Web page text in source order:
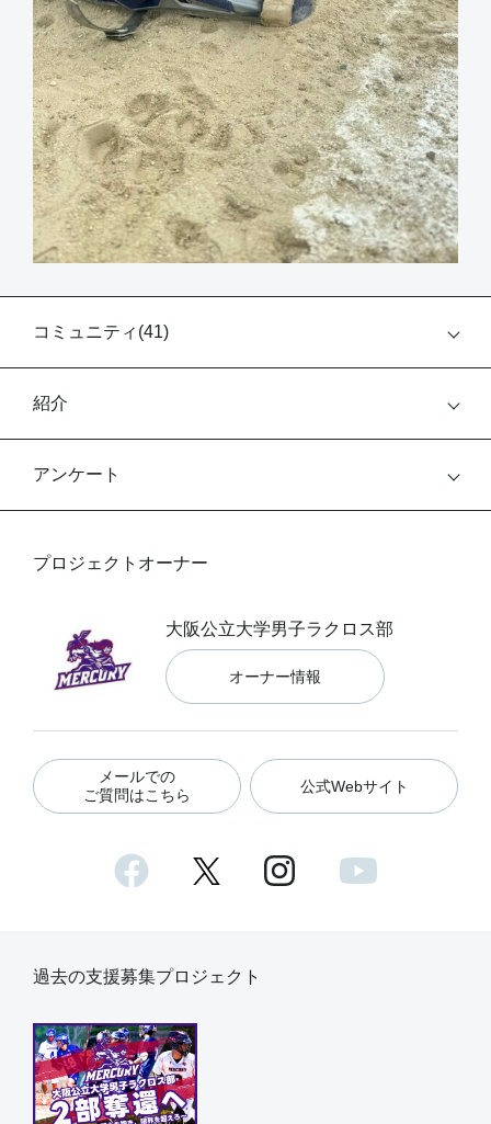
コミュニティ(41)
紹介
アンケート
プロジェクトオーナー
大阪公立大学男子ラクロス部
オーナー情報
メールでの
ご質問はこちら
公式Webサイト
過去の支援募集プロジェクト